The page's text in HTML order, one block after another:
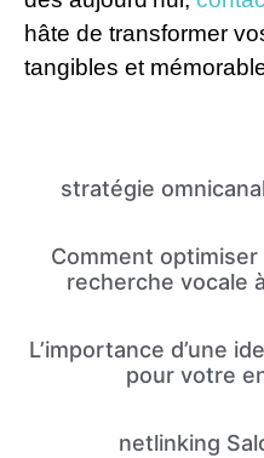
hâte de transformer
tangibles et
stratégie
Comment
recherche vocale
L’importance d’une
pour votre
netlinking